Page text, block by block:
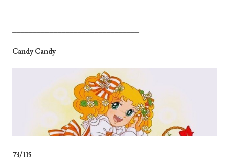
Candy Candy
73/115